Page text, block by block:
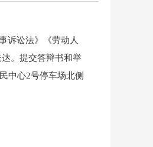
诉讼法》《劳动人
。提交答辩书和举
中心2号停车场北侧